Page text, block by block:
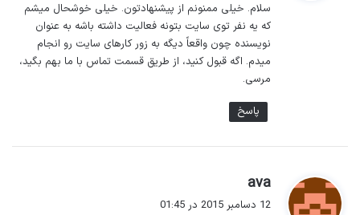
سلام. خیلی ممنونم از پیشنهادتون. خیلی خوشحال میشم
که یه نفر توی سایت بتونه فعالیت داشته باشه به عنوان
نویسنده چون واقعاً دیگه به زور کارهای سایت رو انجام
میدم. اگه قبول کنید، از طریق قسمت تماس با ما بهم بگید،
مرسی.
پاسخ
ava
12 دسامبر 2015 در 01:45